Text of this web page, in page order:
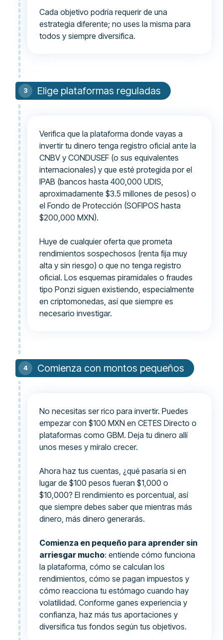
Cada objetivo podría requerir de una
estrategia diferente; no uses la misma para
todos y siempre diversifica.
Elige plataformas reguladas
Verifica que la plataforma donde vayas a
invertir tu dinero tenga registro oficial ante la
CNBV y CONDUSEF (o sus equivalentes
internacionales) y que esté protegida por el
IPAB (bancos hasta 400,000 UDIS,
aproximadamente $3.5 millones de pesos) o
el Fondo de Protección (SOFIPOS hasta
$200,000 MXN).
Huye de cualquier oferta que prometa
rendimientos sospechosos (renta fija muy
alta y sin riesgo) o que no tenga registro
oficial. Los esquemas piramidales o fraudes
tipo Ponzi siguen existiendo, especialmente
en criptomonedas, así que siempre es
necesario investigar.
Comienza con montos pequeños
No necesitas ser rico para invertir. Puedes
empezar con $100 MXN en CETES Directo o
plataformas como GBM. Deja tu dinero allí
unos meses y míralo crecer.
Ahora haz tus cuentas, ¿qué pasaría si en
lugar de $100 pesos fueran $1,000 o
$10,000? El rendimiento es porcentual, así
que siempre debes saber que mientras más
dinero, más dinero generarás.
Comienza en pequeño para aprender sin
arriesgar mucho: entiende cómo funciona
la plataforma, cómo se calculan los
rendimientos, cómo se pagan impuestos y
cómo reacciona tu estómago cuando hay
volatilidad. Conforme ganes experiencia y
confianza, haz más tus aportaciones y
diversifica tus fondos según tus objetivos.